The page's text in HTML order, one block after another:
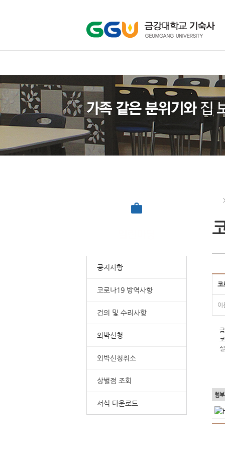
공지사항
코로나19 방역사항
건의 및 수리사항
외박신청
외박신청취소
상벌점 조회
서식 다운로드
>
코
이
첨